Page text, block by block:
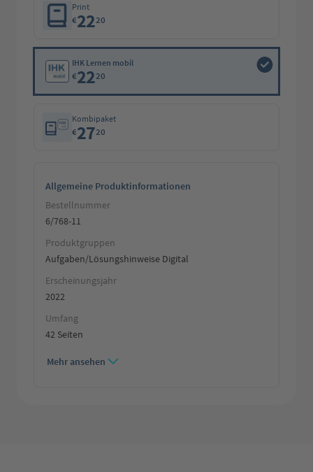
Print
€2220
IHK Lernen mobil
€2220
Kombipaket
€2720
Allgemeine Produktinformationen
Bestellnummer
6/768-11
Produktgruppen
Aufgaben/Lösungshinweise Digital
Erscheinungsjahr
2022
Umfang
42 Seiten
Mehr ansehen